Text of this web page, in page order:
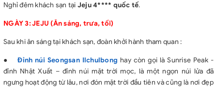
Nghỉ đêm khách sạn tại Jeju 4**** quốc tế.
NGÀY 3: JEJU (Ăn sáng, trưa, tối)
Sau khi ăn sáng tại khách sạn, đoàn khởi hành tham quan :
●Đỉnh núi Seongsan Ilchulbonghay còn gọi là Sunrise Peak -
đỉnh Nhật Xuất – đỉnh núi mặt trời mọc, là một ngọn núi lửa đã
ngưng hoạt động từ lâu, nơi đón mặt trời đầu tiên và cũng là nơi đẹp